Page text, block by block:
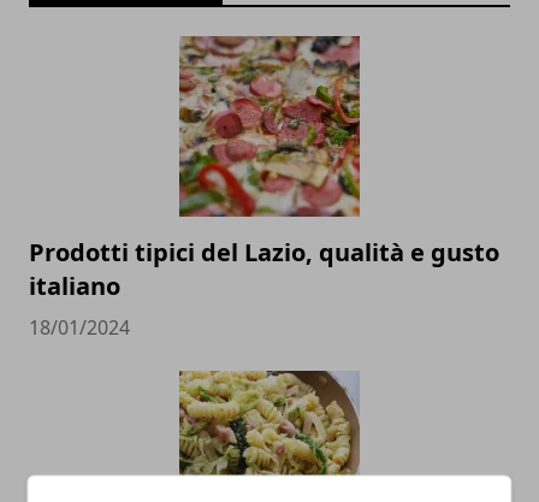
Prodotti tipici del Lazio, qualità e gusto
italiano
18/01/2024